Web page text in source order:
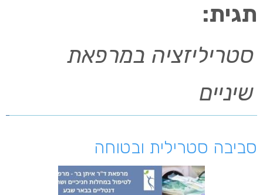
תגית:
סטריליזציה במרפאת
שיניים
סביבה סטרילית ובטוחה